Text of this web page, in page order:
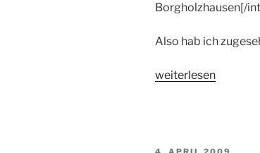
Borgholzhausen[/
Also hab ich
„Kurzer
weiterlesen
VERÖFFENTLICHT